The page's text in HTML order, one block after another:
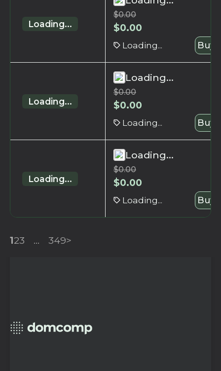
Loading...
$0.00
$0.00
Loading... Buy
Loading...
Loading...
$0.00
$0.00
Loading... Buy
Loading...
Loading...
$0.00
$0.00
Loading... Buy
123 ... 349>